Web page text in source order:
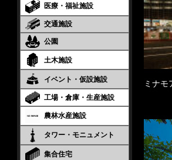
医療・福祉施設
交通施設
公園
土木施設
イベント・仮設施設
工場・倉庫・生産施設
農林水産施設
タワー・モニュメント
集合住宅
ミナ